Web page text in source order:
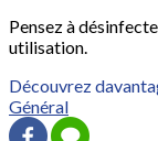
Pensez à
utilisation.
Découvrez
Général